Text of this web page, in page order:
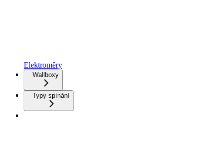
Elektroměry
Wallboxy
Typy spínání